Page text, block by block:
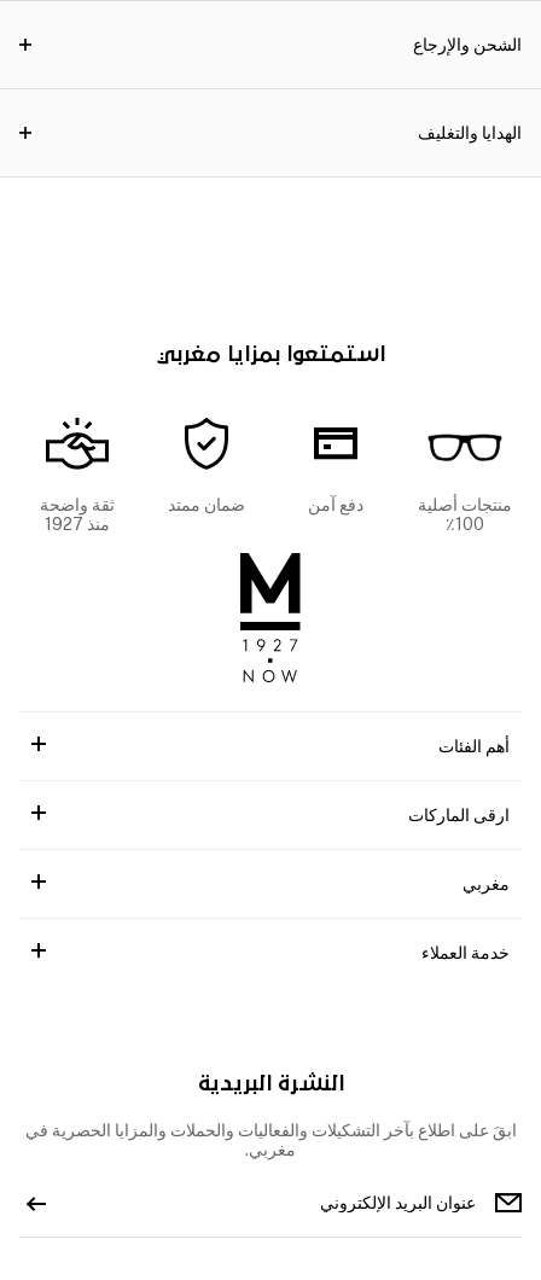
الشحن والإرجاع
الهدايا والتغليف
استمتعوا بمزايا مغربي
منتجات أصلية
100٪
دفع آمن ضمان ممتد
ثقة واضحة
منذ 1927
أهم الفئات
ارقى الماركات
مغربي
خدمة العملاء
النشرة البريدية
ابقَ على اطلاع بآخر التشكيلات والفعاليات والحملات والمزايا الحصرية في
مغربي.